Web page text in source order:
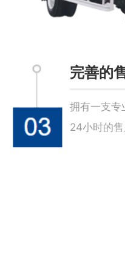
完善的
拥有一支专
24小时的